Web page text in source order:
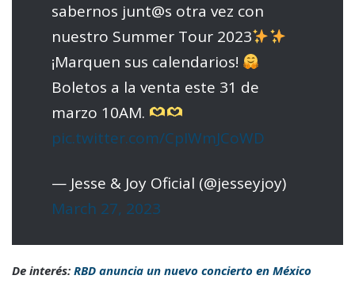
sabernos junt@s otra vez con
nuestro Summer Tour 2023
¡Marquen sus calendarios!
Boletos a la venta este 31 de
marzo 10AM.
pic.twitter.com/CpIWmJCoWD
— Jesse & Joy Oficial (@jesseyjoy)
March 27, 2023
De interés: RBD anuncia un nuevo concierto en México